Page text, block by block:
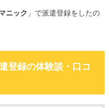
ニック 」で派遣登録をしたの
登録の体験談・口コ